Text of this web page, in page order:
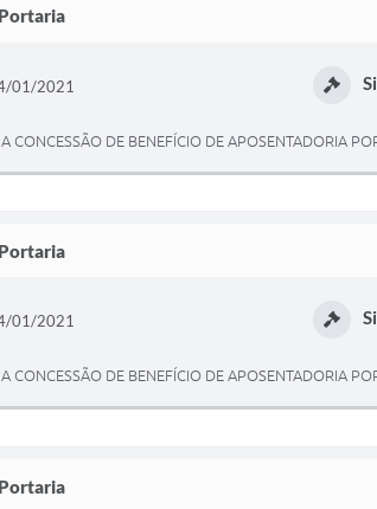
Portaria
01/2021
CONCESSÃO DE BENEFÍCIO DE APOSENTADORIA
Portaria
01/2021
CONCESSÃO DE BENEFÍCIO DE APOSENTADORIA
Portaria